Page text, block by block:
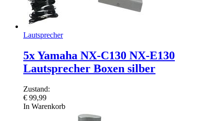
Lautsprecher
5x Yamaha NX-C130 NX-E130
Lautsprecher Boxen silber
Zustand:
€ 99,99
In Warenkorb